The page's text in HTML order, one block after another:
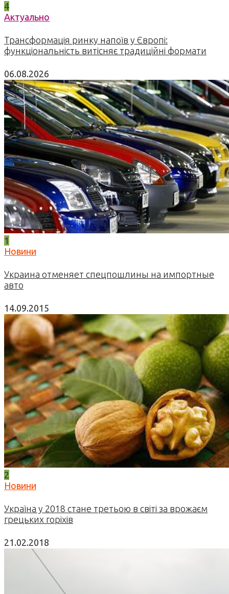
4
Актуально
Трансформація ринку напоїв у Європі:
функціональність витісняє традиційні формати
06.08.2026
1
Новини
Украина отменяет спецпошлины на импортные
авто
14.09.2015
2
Новини
Україна у 2018 стане третьою в світі за врожаєм
грецьких горіхів
21.02.2018